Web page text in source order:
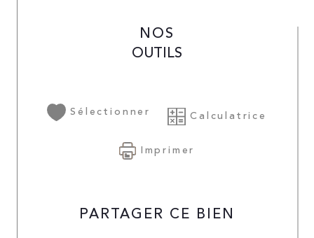
NOS
OUTILS
Sélectionner Calculatrice
Imprimer
PARTAGER CE BIEN